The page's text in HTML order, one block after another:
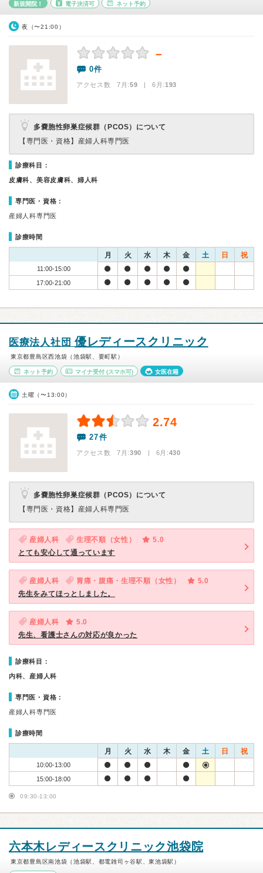
新規開院！ 電子決済可 ネット予約
夜（〜21:00）
－
0件
アクセス数 7月:59 | 6月:193
多嚢胞性卵巣症候群（PCOS）について
【専門医・資格】 産婦人科専門医
診療科目：
皮膚科、美容皮膚科、婦人科
専門医・資格：
産婦人科専門医
診療時間
月 火 水 木 金 土 日 祝
11:00-15:00
17:00-21:00
医療法人社団 優レディースクリニック
東京都豊島区西池袋（池袋駅、要町駅）
ネット予約 マイナ受付(スマホ可) 女医在籍
土曜（〜13:00）
2.74
27件
アクセス数 7月:390 | 6月:430
多嚢胞性卵巣症候群（PCOS）について
【専門医・資格】 産婦人科専門医
産婦人科 生理不順（女性）
5.0
とても安心して通っています
産婦人科 胃痛・腹痛・生理不順（女性）
5.0
先生をみてほっとしました。
産婦人科
5.0
先生、看護士さんの対応が良かった
診療科目：
内科、産婦人科
専門医・資格：
産婦人科専門医
診療時間
月 火 水 木 金 土 日 祝
10:00-13:00
15:00-18:00
09:30-13:00
六本木レディースクリニック池袋院
東京都豊島区南池袋（池袋駅、都電雑司ヶ谷駅、東池袋駅）